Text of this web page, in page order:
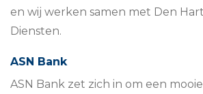
en wij werken samen met Den
Diensten.
ASN Bank
ASN Bank zet zich in om een